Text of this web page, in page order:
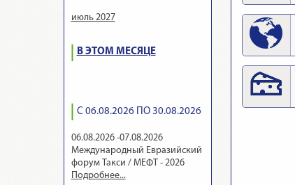
июль 2027
В ЭТОМ МЕСЯЦЕ
С 06.08.2026 ПО 30.08.2026
06.08.2026 -07.08.2026
Международный Евразийский
форум Такси / МЕФТ - 2026
Подробнее...